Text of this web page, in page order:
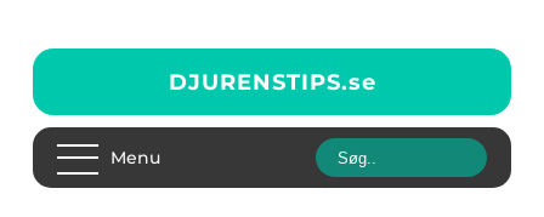
DJURENSTIPS.se
Menu